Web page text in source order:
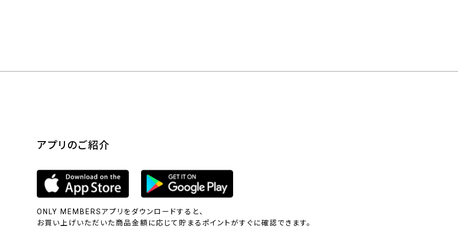
アプリのご紹介
ONLY MEMBERSアプリをダウンロードすると、
お買い上げいただいた商品金額に応じて貯まるポイントがすぐに確認できます。